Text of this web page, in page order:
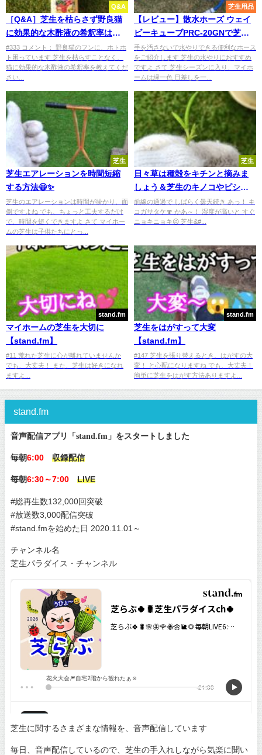
Q&A
［Q&A］芝生を枯らさず野良猫
に効果的な木酢液の希釈率は？
【stand.fm】
#333 コメント： 野良猫のフンに、ホトホ
ト困っています 芝生を枯らすことなく、
猫に効果的な木酢液の希釈率を教えてくだ
さい...
芝生用品
【レビュー】散水ホーズ ウェイ
ビーキューブPRC-20GNで芝生
に水やり🤗✨
手を汚さないで水やりできる便利なホース
をご紹介します 芝生の水やりにおすすめ
ですよ さて 芝生シーズンに入り、マイホ
ームは緑一色 日差しを一...
芝生
芝生エアレーションを時間短縮
する方法😃✨
芝生のエアレーションは時間が掛かり、面
倒ですよね でも、ちょっと工夫するだけ
で、時間を短くできますよ さて マイホー
ムの芝生は子供たちにとっ...
芝生
日々草は種殻をキチンと摘みま
しょう＆芝生のキノコやピシウ
ム菌の抑制に殺菌剤😃
前線の通過で しばらく曇天続き あっ！ キ
コガサタケ🍄 かあ～！ 湿度が高いと すぐ
ニョキニョキ😣 芝生&#...
stand.fm
マイホームの芝生を大切に
【stand.fm】
#11 荒れた芝生に心が離れていませんか
でも、大丈夫！ また、芝生は好きになれ
ますよ...
stand.fm
芝生をはがすって大変
【stand.fm】
#147 芝生を張り替えるとき、はがすの大
変！ と心配になりますね でも、大丈夫！
簡単に芝生をはがす方法ありますよ...
stand.fm
音声配信アプリ「stand.fm」をスタートしました
毎朝6:00 収録配信
毎朝6:30～7:00 LIVE
#総再生数132,000回突破
#放送数3,000配信突破
#stand.fmを始めた日 2020.11.01～
チャンネル名
芝生パラダイス・チャンネル
芝生に関するさまざまな情報を、音声配信しています
毎日、音声配信しているので、芝生の手入れしながら気楽に聞い